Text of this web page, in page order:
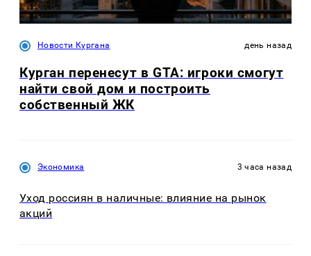
Новости Кургана день назад
Курган перенесут в GTA: игроки смогут
найти свой дом и построить
собственный ЖК
Экономика 3 часа назад
Уход россиян в наличные: влияние на рынок
акций